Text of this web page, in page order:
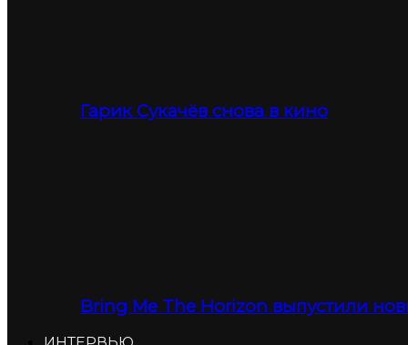
Гарик Сукачёв снова в кино
Bring Me The Horizon выпустили